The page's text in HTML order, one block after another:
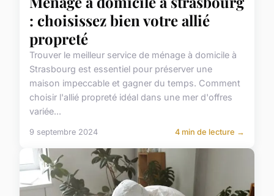
: choisissez bien votre allié
propreté
Trouver le meilleur service de ménage à domicile à
Strasbourg est essentiel pour préserver une
maison impeccable et gagner du temps. Comment
choisir l'allié propreté idéal dans une mer d'offres
variée...
9 septembre 2024 4 min de lecture →